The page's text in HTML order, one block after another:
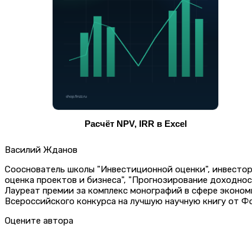
Расчёт NPV, IRR в Excel
Василий Жданов
Сооснователь школы "Инвестиционной оценки",
оценка проектов и бизнеса", "Прогнозирование
Лауреат премии за комплекс монографий в сфере
Всероссийского конкурса на лучшую научную книгу от
Оцените автора